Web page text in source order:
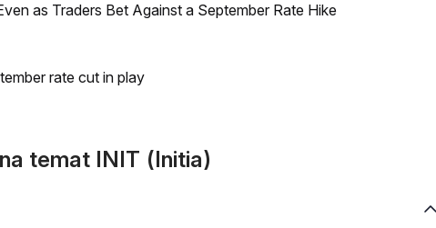
as Traders Bet Against a September Rate Hike
rate cut in play
temat INIT (Initia)